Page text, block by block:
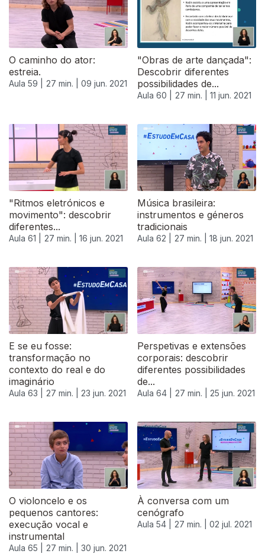
O caminho do ator:
estreia.
Aula 59 | 27 min. | 09 jun. 2021
"Obras de arte dançada":
Descobrir diferentes
possibilidades de...
Aula 60 | 27 min. | 11 jun. 2021
"Ritmos eletrónicos e
movimento": descobrir
diferentes...
Aula 61 | 27 min. | 16 jun. 2021
Música brasileira:
instrumentos e géneros
tradicionais
Aula 62 | 27 min. | 18 jun. 2021
E se eu fosse:
transformação no
contexto do real e do
imaginário
Aula 63 | 27 min. | 23 jun. 2021
Perspetivas e extensões
corporais: descobrir
diferentes possibilidades
de...
Aula 64 | 27 min. | 25 jun. 2021
O violoncelo e os
pequenos cantores:
execução vocal e
instrumental
Aula 65 | 27 min. | 30 jun. 2021
À conversa com um
cenógrafo
Aula 54 | 27 min. | 02 jul. 2021